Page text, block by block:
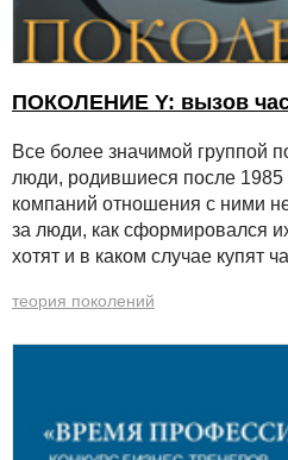
ПОКОЛЕНИЕ Y: вызов
Все более значимой группой
люди, родившиеся после 1985
компаний отношения с ними
за люди, как сформировался
хотят и в каком случае купят
теория поколений